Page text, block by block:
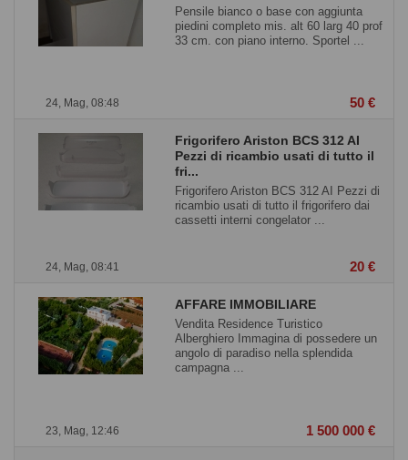
24, Mag, 08:48
Pensile bianco o base con aggiunta
piedini completo mis. alt 60 larg 40 prof
33 cm. con piano interno. Sportel ...
50 €
24, Mag, 08:41
Frigorifero Ariston BCS 312 AI
Pezzi di ricambio usati di tutto il
fri...
Frigorifero Ariston BCS 312 AI Pezzi di
ricambio usati di tutto il frigorifero dai
cassetti interni congelator ...
20 €
23, Mag, 12:46
AFFARE IMMOBILIARE
Vendita Residence Turistico
Alberghiero Immagina di possedere un
angolo di paradiso nella splendida
campagna ...
1 500 000 €